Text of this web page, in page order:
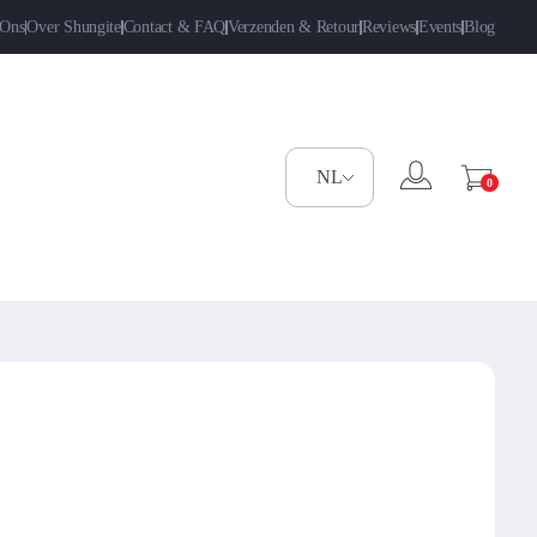
Over ShungiteContact & FAQVerzenden & RetourReviewsEventsBlog
0